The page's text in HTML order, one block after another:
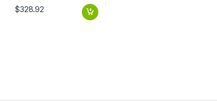
$328.92